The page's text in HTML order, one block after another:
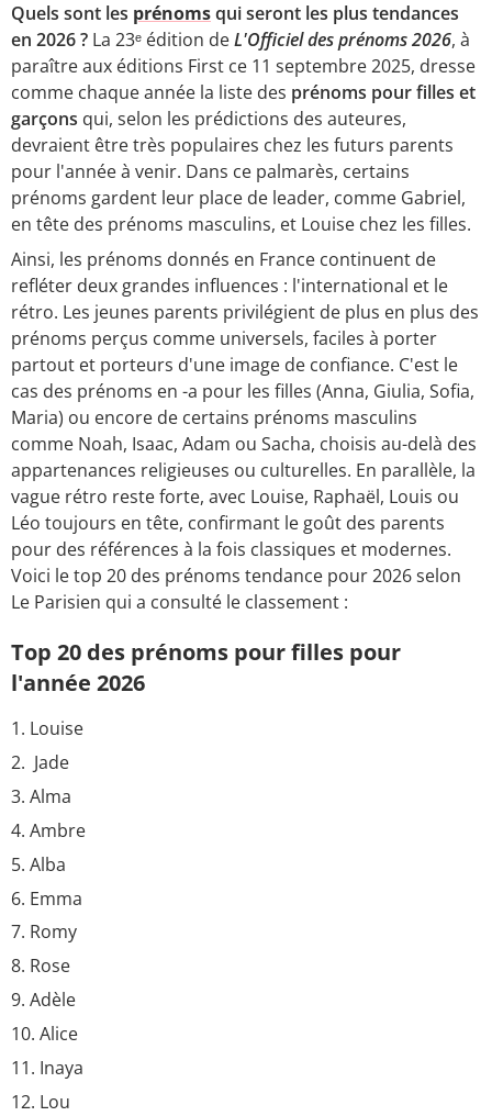
Quels sont les prénomsqui seront les plus tendances
en 2026 ? La 23ᵉ édition deL'Officiel des prénoms 2026, à
paraître aux éditions First ce 11 septembre 2025, dresse
comme chaque année la liste des prénoms pour filles et
garçons qui, selon les prédictions des auteures,
devraient être très populaires chez les futurs parents
pour l'année à venir. Dans ce palmarès, certains
prénoms gardent leur place de leader, comme Gabriel,
en tête des prénoms masculins, et Louise chez les filles.
Ainsi, les prénoms donnés en France continuent de
refléter deux grandes influences : l'international et le
rétro. Les jeunes parents privilégient de plus en plus des
prénoms perçus comme universels, faciles à porter
partout et porteurs d'une image de confiance. C'est le
cas des prénoms en -a pour les filles (Anna, Giulia, Sofia,
Maria) ou encore de certains prénoms masculins
comme Noah, Isaac, Adam ou Sacha, choisis au-delà des
appartenances religieuses ou culturelles. En parallèle, la
vague rétro reste forte, avec Louise, Raphaël, Louis ou
Léo toujours en tête, confirmant le goût des parents
pour des références à la fois classiques et modernes.
Voici le top 20 des prénoms tendance pour 2026 selon
Le Parisien qui a consulté le classement :
Top 20 des prénoms pour filles pour
l'année 2026
Louise
Jade
Alma
Ambre
Alba
Emma
Romy
Rose
Adèle
Alice
Inaya
Lou